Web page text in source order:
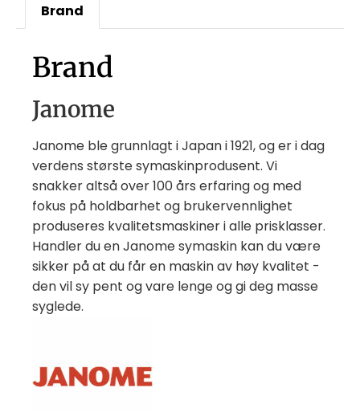
Brand
Brand
Janome
Janome ble grunnlagt i Japan i 1921, og er i dag
verdens største symaskinprodusent. Vi
snakker altså over 100 års erfaring og med
fokus på holdbarhet og brukervennlighet
produseres kvalitetsmaskiner i alle prisklasser.
Handler du en Janome symaskin kan du være
sikker på at du får en maskin av høy kvalitet -
den vil sy pent og vare lenge og gi deg masse
syglede.